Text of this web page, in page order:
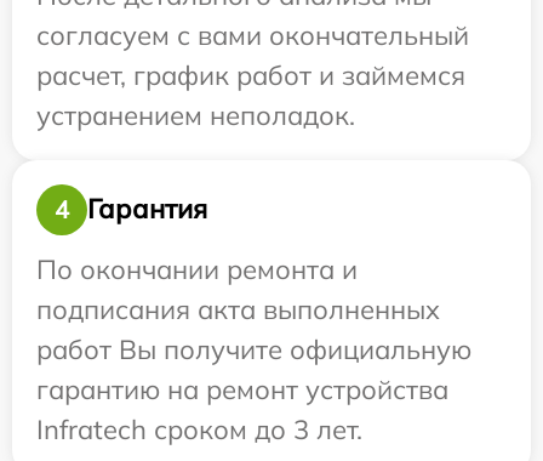
согласуем с вами окончательный
расчет, график работ и займемся
устранением неполадок.
4
Гарантия
По окончании ремонта и
подписания акта выполненных
работ Вы получите официальную
гарантию на ремонт устройства
Infratech сроком до 3 лет.